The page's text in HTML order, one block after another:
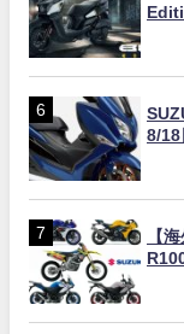
8/18
【